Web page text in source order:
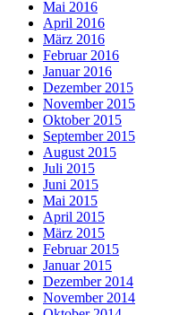
Mai 2016
April 2016
März 2016
Februar 2016
Januar 2016
Dezember 2015
November 2015
Oktober 2015
September 2015
August 2015
Juli 2015
Juni 2015
Mai 2015
April 2015
März 2015
Februar 2015
Januar 2015
Dezember 2014
November 2014